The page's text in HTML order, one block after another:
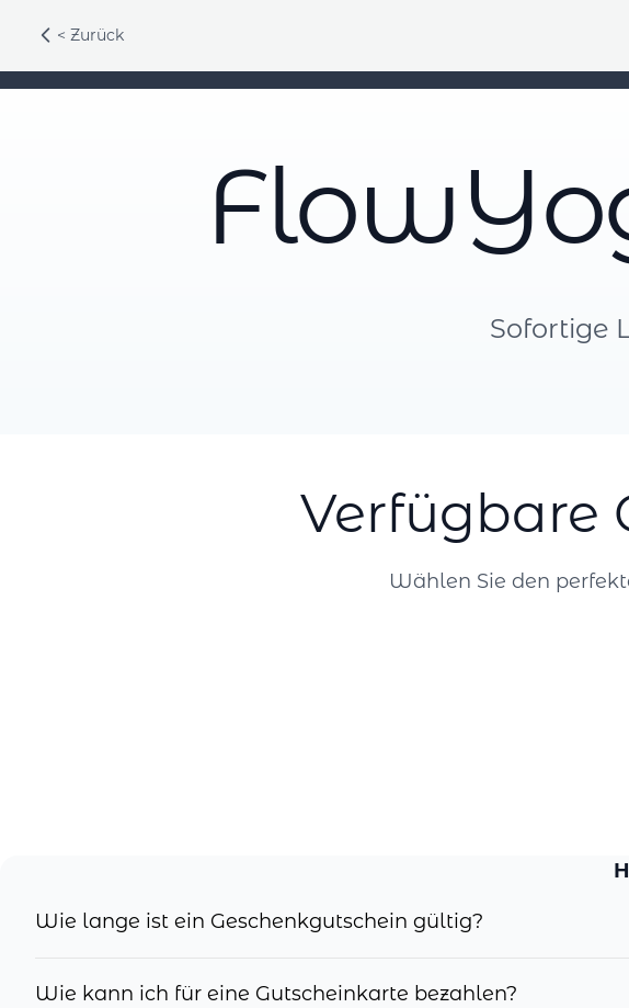
< Zurück
Sofortige
Verfügbare
Wählen Sie den
Wie lange ist ein Geschenkgutschein gültig?
Wie kann ich für eine Gutscheinkarte bezahlen?